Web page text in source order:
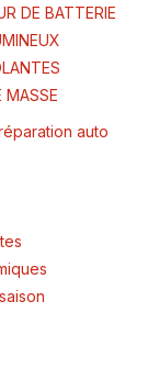
DE BATTERIE
MASSE
auto